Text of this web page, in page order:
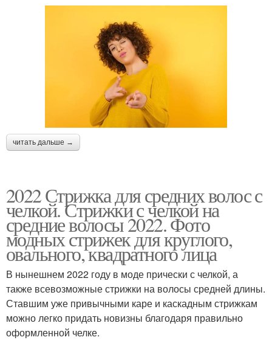
читать дальше →
2022 Стрижка для средних волос с
челкой. Стрижки с челкой на
средние волосы 2022. Фото
модных стрижек для круглого,
овального, квадратного лица
В нынешнем 2022 году в моде прически с челкой, а
также всевозможные стрижки на волосы средней длины.
Ставшим уже привычными каре и каскадным стрижкам
можно легко придать новизны благодаря правильно
оформленной челке.